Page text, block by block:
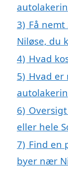
3) Få
Niløse, du
4) Hvad
5) Hvad er
6)
eller hele
7) Find en
byer nær